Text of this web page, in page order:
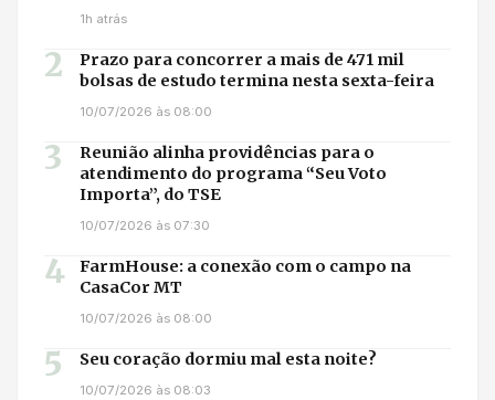
1h atrás
2
Prazo para concorrer a mais de 471 mil
bolsas de estudo termina nesta sexta-feira
10/07/2026 às 08:00
3
Reunião alinha providências para o
atendimento do programa “Seu Voto
Importa”, do TSE
10/07/2026 às 07:30
4
FarmHouse: a conexão com o campo na
CasaCor MT
10/07/2026 às 08:00
5 Seu coração dormiu mal esta noite?
10/07/2026 às 08:03